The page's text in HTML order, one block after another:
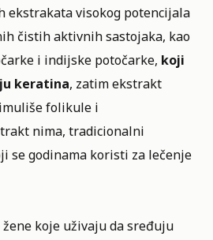
visokog potencijala
čistih aktivnih sastojaka, kao
i indijske potočarke, koji
keratina, zatim ekstrakt
folikule i
nima, tradicionalni
se godinama koristi za lečenje
koje uživaju da sređuju